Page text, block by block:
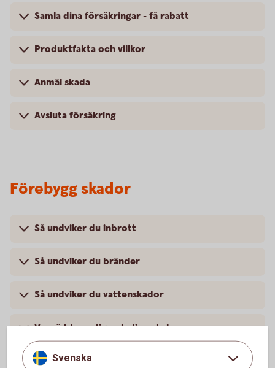
Samla dina försäkringar - få rabatt
Produktfakta och villkor
Anmäl skada
Avsluta försäkring
Förebygg skador
Så undviker du inbrott
Så undviker du bränder
Så undviker du vattenskador
Var rädd om dig och din cykel
Svenska